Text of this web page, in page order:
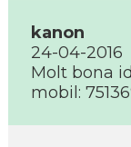
kanon
24-04-2016
Molt bona
mobil: